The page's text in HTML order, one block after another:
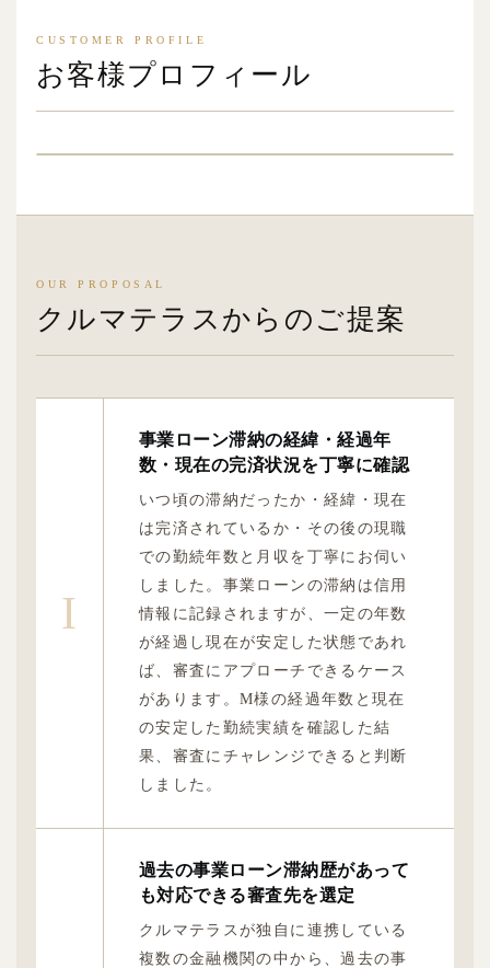
CUSTOMER PROFILE
お客様プロフィール
OUR PROPOSAL
クルマテラスからのご提案
I
事業ローン滞納の経緯・経過年
数・現在の完済状況を丁寧に確認
いつ頃の滞納だったか・経緯・現在
は完済されているか・その後の現職
での勤続年数と月収を丁寧にお伺い
しました。事業ローンの滞納は信用
情報に記録されますが、一定の年数
が経過し現在が安定した状態であれ
ば、審査にアプローチできるケース
があります。M様の経過年数と現在
の安定した勤続実績を確認した結
果、審査にチャレンジできると判断
しました。
過去の事業ローン滞納歴があって
も対応できる審査先を選定
クルマテラスが独自に連携している
複数の金融機関の中から、過去の事